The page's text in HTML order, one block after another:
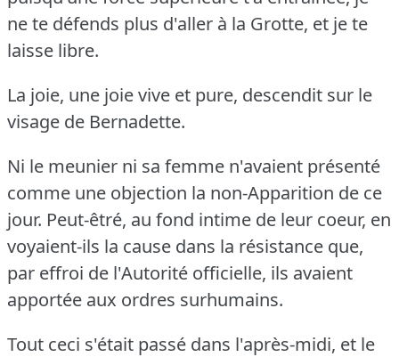
ne te défends plus d'aller à la Grotte, et je te
laisse libre.
La joie, une joie vive et pure, descendit sur le
visage de Bernadette.
Ni le meunier ni sa femme n'avaient présenté
comme une objection la non-Apparition de ce
jour. Peut-êtré, au fond intime de leur coeur, en
voyaient-ils la cause dans la résistance que,
par effroi de l'Autorité officielle, ils avaient
apportée aux ordres surhumains.
Tout ceci s'était passé dans l'après-midi, et le